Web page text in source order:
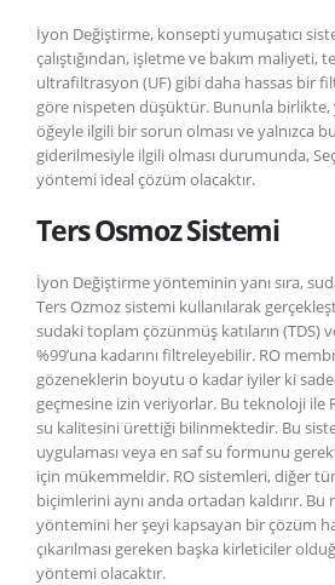
İyon Değiştirme, konsepti yumuşatıcı
çalıştığından, işletme ve bakım maliyeti,
ultrafiltrasyon (UF) gibi daha hassas bir
göre nispeten düşüktür. Bununla birlikte,
öğeyle ilgili bir sorun olması ve yalnızca
giderilmesiyle ilgili olması durumunda,
yöntemi ideal çözüm olacaktır.
Ters Osmoz Sistemi
İyon Değiştirme yönteminin yanı sıra,
Ters Ozmoz sistemi kullanılarak
sudaki toplam çözünmüş katıların (TDS)
%99’una kadarını filtreleyebilir. RO
gözeneklerin boyutu o kadar iyiler ki
geçmesine izin veriyorlar. Bu teknoloji ile
su kalitesini ürettiği bilinmektedir. Bu
uygulaması veya en saf su formunu
için mükemmeldir. RO sistemleri, diğer
biçimlerini aynı anda ortadan kaldırır.
yöntemini her şeyi kapsayan bir çözüm
çıkarılması gereken başka kirleticiler
yöntemi olacaktır.